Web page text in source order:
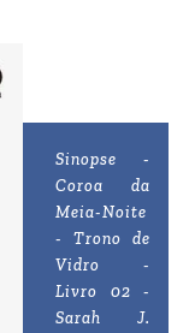
Sinopse -
Coroa da
Meia-Noite
- Trono de
Vidro -
Livro 02 -
Sarah J.